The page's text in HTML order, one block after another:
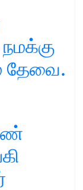
தேவை.